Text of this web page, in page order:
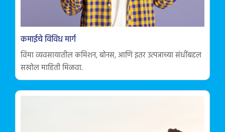
कमाईचे विविध मार्ग
विमा व्यवसायातील कमिशन, बोनस, आणि इतर उत्पन्नाच्या संधींबद्दल
सखोल माहिती मिळवा.